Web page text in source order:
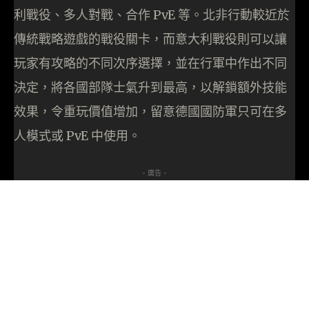
利戰役、多人對戰、合作 PvE 等。北非行動較近於
傳統戰略遊戲的戰役關卡，而意大利戰役則可以讓
玩家有攻略的不同次序選擇，並在行軍中作出不同
決定，將各國部隊士氣升到最高，以解鎖額外技能
效果，令重玩價值增加，留意德國國防軍只可在多
人模式或 PvE 中使用。
- 廣告 -